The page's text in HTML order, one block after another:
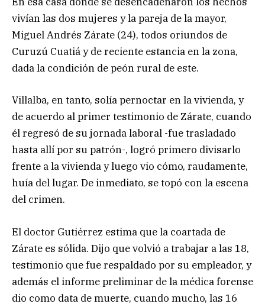
vivían las dos mujeres y la pareja de la mayor,
Miguel Andrés Zárate (24), todos oriundos de
Curuzú Cuatiá y de reciente estancia en la zona,
dada la condición de peón rural de este.
Villalba, en tanto, solía pernoctar en la vivienda, y
de acuerdo al primer testimonio de Zárate, cuando
él regresó de su jornada laboral -fue trasladado
hasta allí por su patrón-, logró primero divisarlo
frente a la vivienda y luego vio cómo, raudamente,
huía del lugar. De inmediato, se topó con la escena
del crimen.
El doctor Gutiérrez estima que la coartada de
Zárate es sólida. Dijo que volvió a trabajar a las 18,
testimonio que fue respaldado por su empleador, y
además el informe preliminar de la médica forense
dio como data de muerte, cuando mucho, las 16